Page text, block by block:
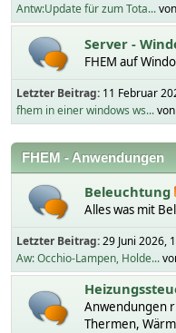
Antw:Update für zum Tota...von
Server -
FHEM auf
Letzter Beitrag: 11 Februar
fhem in einer windows ws...von
FHEM - Anwendungen
Beleuchtung
Alles was mit
Letzter Beitrag:29 Juni 2026,
Aw: Occhio-Lampen, Holde...
Anwendungen
Thermen,